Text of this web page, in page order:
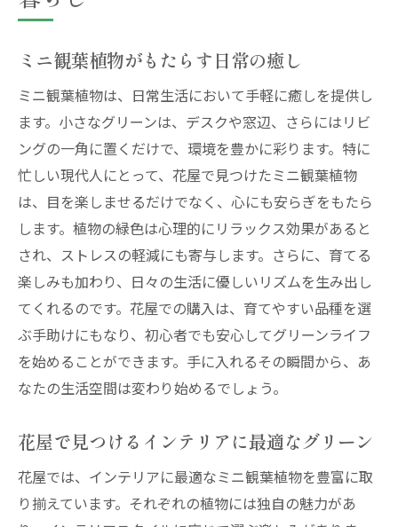
花屋スタッフがおすすめする種類
季節ごとに楽しめるミニ観葉植物
インテリアのスタイルに合わせた植物選び
地元の気候に適したミニ観葉植物
花屋で購入する際のチェックポイント
花屋のプロが教えるミニ観葉植物の育て方
水やりの基本と注意点
光の管理で健康に育てるコツ
土の選び方と植え替えのタイミング
病害虫対策の基本知識
定期的な手入れで長く楽しむ方法
ミニ観葉植物を通じて花屋の新しい魅力を発見
地元花屋のユニークな品揃え
花屋で広がる新たな交流の場
ミニ観葉植物がもたらす日常の癒し
ミニ観葉植物は、日常生活において手軽に癒しを提供し
ます。小さなグリーンは、デスクや窓辺、さらにはリビ
ングの一角に置くだけで、環境を豊かに彩ります。特に
忙しい現代人にとって、花屋で見つけたミニ観葉植物
は、目を楽しませるだけでなく、心にも安らぎをもたら
します。植物の緑色は心理的にリラックス効果があると
され、ストレスの軽減にも寄与します。さらに、育てる
楽しみも加わり、日々の生活に優しいリズムを生み出し
てくれるのです。花屋での購入は、育てやすい品種を選
ぶ手助けにもなり、初心者でも安心してグリーンライフ
を始めることができます。手に入れるその瞬間から、あ
なたの生活空間は変わり始めるでしょう。
花屋で見つけるインテリアに最適なグリーン
花屋では、インテリアに最適なミニ観葉植物を豊富に取
り揃えています。それぞれの植物には独自の魅力があ